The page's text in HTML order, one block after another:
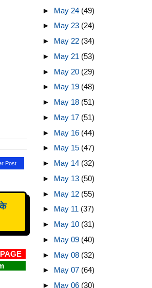
Post
► May 24 (49)
► May 23 (24)
► May 22 (34)
► May 21 (53)
► May 20 (29)
► May 19 (48)
► May 18 (51)
► May 17 (51)
► May 16 (44)
► May 15 (47)
► May 14 (32)
► May 13 (50)
► May 12 (55)
► May 11 (37)
► May 10 (31)
► May 09 (40)
► May 08 (32)
► May 07 (64)
► May 06 (30)